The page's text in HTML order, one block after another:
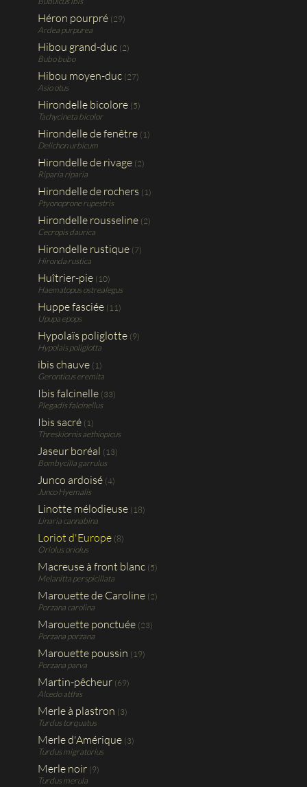
Héron pourpré (29)
Ardea purpurea
Hibou grand-duc (2)
Bubo bubo
Hibou moyen-duc (27)
Asio otus
Hirondelle bicolore (5)
Tachycineta bicolor
Hirondelle de fenêtre (1)
Delichon urbicum
Hirondelle de rivage (2)
Riparia riparia
Hirondelle de rochers (1)
Ptyonoprone rupestris
Hirondelle rousseline (2)
Cecropis daurica
Hirondelle rustique (7)
Hironda rustica
Huîtrier-pie (10)
Haematopus ostrealegus
Huppe fasciée (11)
Upupa epops
Hypolaïs poliglotte (9)
Hypolais poliglotta
ibis chauve (1)
Geronticus eremita
Ibis falcinelle (33)
Plegadis falcinellus
Ibis sacré (1)
Threskiornis aethiopicus
Jaseur boréal (13)
Bombycilla garrulus
Junco ardoisé (4)
Junco Hyemalis
Linotte mélodieuse (18)
Linaria cannabina
Loriot d'Europe (8)
Oriolus oriolus
Macreuse à front blanc (5)
Melanitta perspicillata
Marouette de Caroline (2)
Porzana carolina
Marouette ponctuée (23)
Porzana porzana
Marouette poussin (19)
Porzana parva
Martin-pêcheur (69)
Alcedo atthis
Merle à plastron (3)
Turdus torquatus
Merle d'Amérique (3)
Turdus migratorius
Merle noir (9)
Turdus merula